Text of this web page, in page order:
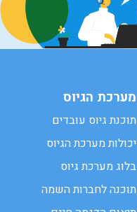
מערכת הגיוס
תוכנת גיוס עובדים
יכולות מערכת הגיוס
בלוג מערכת גיוס
תוכנה לחברות השמה